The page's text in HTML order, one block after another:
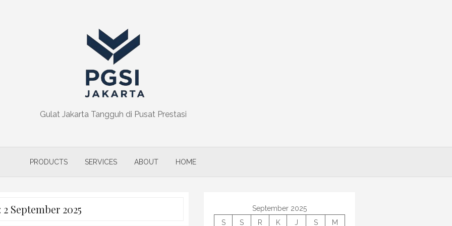
Gulat Jakarta Tangguh di Pusat Prestasi
PRODUCTS SERVICES ABOUT HOME
2 September 2025
September 2025
S
S R K J S
M